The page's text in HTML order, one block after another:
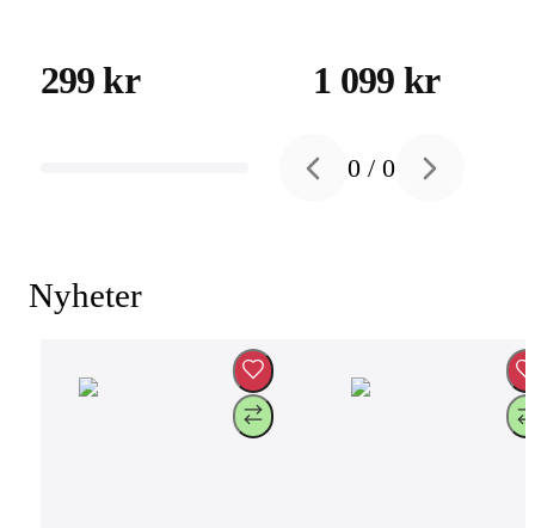
299 kr
Black
1 099 kr
Previous slide
0 /0 Next slide
Nyheter